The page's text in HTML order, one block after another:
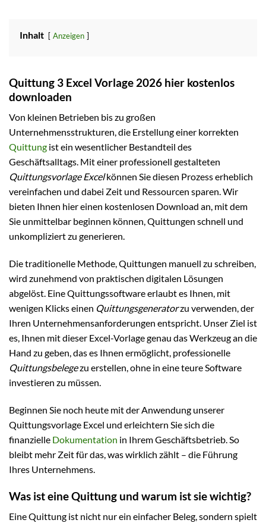
Inhalt Anzeigen
Quittung 3 Excel Vorlage 2026 hier kostenlos
downloaden
Von kleinen Betrieben bis zu großen
Unternehmensstrukturen, die Erstellung einer korrekten
Quittung ist ein wesentlicher Bestandteil des
Geschäftsalltags. Mit einer professionell gestalteten
Quittungsvorlage Excelkönnen Sie diesen Prozess erheblich
vereinfachen und dabei Zeit und Ressourcen sparen. Wir
bieten Ihnen hier einen kostenlosen Download an, mit dem
Sie unmittelbar beginnen können, Quittungen schnell und
unkompliziert zu generieren.
Die traditionelle Methode, Quittungen manuell zu schreiben,
wird zunehmend von praktischen digitalen Lösungen
abgelöst. Eine Quittungssoftware erlaubt es Ihnen, mit
wenigen Klicks einen Quittungsgeneratorzu verwenden, der
Ihren Unternehmensanforderungen entspricht. Unser Ziel ist
es, Ihnen mit dieser Excel-Vorlage genau das Werkzeug an die
Hand zu geben, das es Ihnen ermöglicht, professionelle
Quittungsbelegezu erstellen, ohne in eine teure Software
investieren zu müssen.
Beginnen Sie noch heute mit der Anwendung unserer
Quittungsvorlage Excel und erleichtern Sie sich die
finanzielle Dokumentation in Ihrem Geschäftsbetrieb. So
bleibt mehr Zeit für das, was wirklich zählt – die Führung
Ihres Unternehmens.
Was ist eine Quittung und warum ist sie wichtig?
Eine Quittung ist nicht nur ein einfacher Beleg, sondern spielt